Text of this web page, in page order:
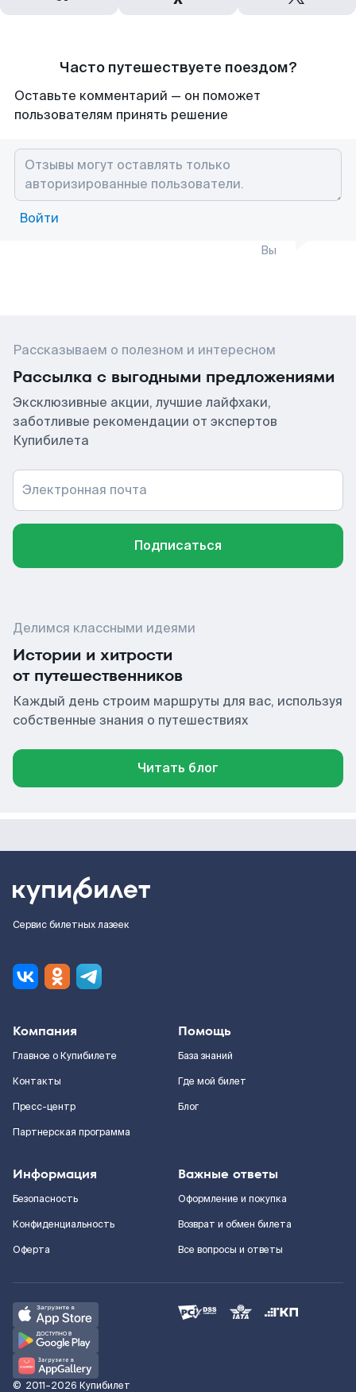
Часто путешествуете поездом?
Оставьте комментарий — он поможет
пользователям принять решение
Войти
Вы
Рассказываем о полезном и интересном
Рассылка с выгодными предложениями
Эксклюзивные акции, лучшие лайфхаки,
заботливые рекомендации от экспертов
Купибилета
Электронная почта
Подписаться
Делимся классными идеями
Истории и хитрости
от путешественников
Каждый день строим маршруты для вас, используя
собственные знания о путешествиях
Читать блог
Сервис билетных лазеек
Компания
Главное о Купибилете
Контакты
Пресс-центр
Партнерская программа
Помощь
База знаний
Где мой билет
Блог
Информация
Безопасность
Конфиденциальность
Оферта
Важные ответы
Оформление и покупка
Возврат и обмен билета
Все вопросы и ответы
© 2011–2026 Купибилет